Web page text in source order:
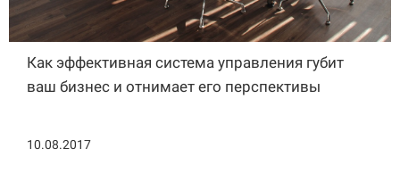
Как эффективная система управления губит
ваш бизнес и отнимает его перспективы
10.08.2017